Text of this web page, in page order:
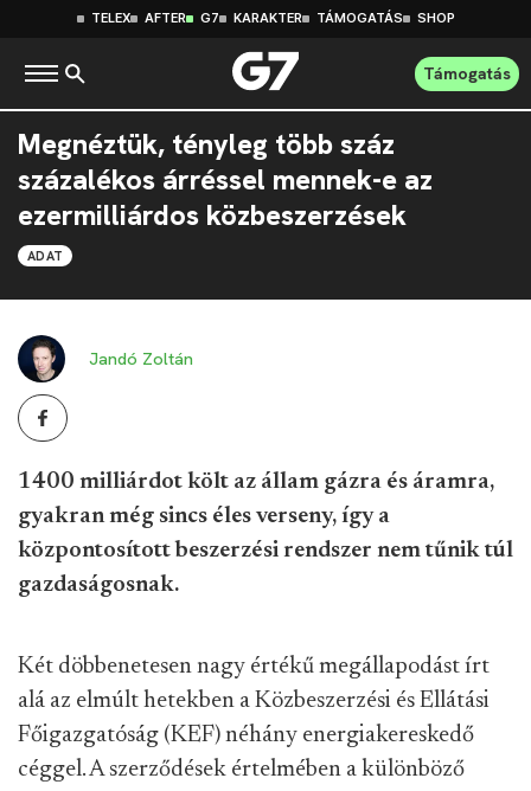
TELEX AFTER G7 KARAKTER TÁMOGATÁS SHOP
Támogatás
Megnéztük, tényleg több száz
százalékos árréssel mennek-e az
ezermilliárdos közbeszerzések
ADAT
Jandó Zoltán
1400 milliárdot költ az állam gázra és áramra,
gyakran még sincs éles verseny, így a
központosított beszerzési rendszer nem tűnik túl
gazdaságosnak.
Két döbbenetesen nagy értékű megállapodást írt
alá az elmúlt hetekben a Közbeszerzési és Ellátási
Főigazgatóság (KEF) néhány energiakereskedő
céggel. A szerződések értelmében a különböző